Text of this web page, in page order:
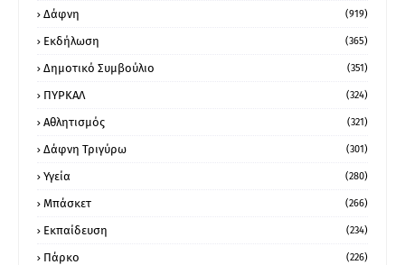
Δάφνη (919)
Εκδήλωση (365)
Δημοτικό Συμβούλιο (351)
ΠΥΡΚΑΛ (324)
Αθλητισμός (321)
Δάφνη Τριγύρω (301)
Υγεία (280)
Μπάσκετ (266)
Εκπαίδευση (234)
Πάρκο (226)